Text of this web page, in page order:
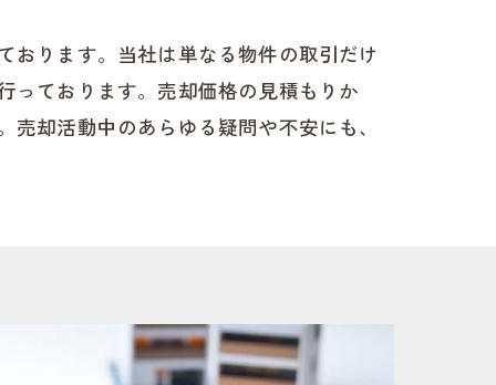
おります。当社は単なる物件の取引だけ
っております。売却価格の見積もりか
却活動中のあらゆる疑問や不安にも、